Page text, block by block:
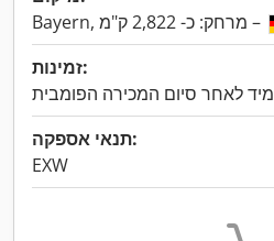
זמינות:
מיד לאחר סיום המכירה הפומבית
תנאי אספקה:
EXW